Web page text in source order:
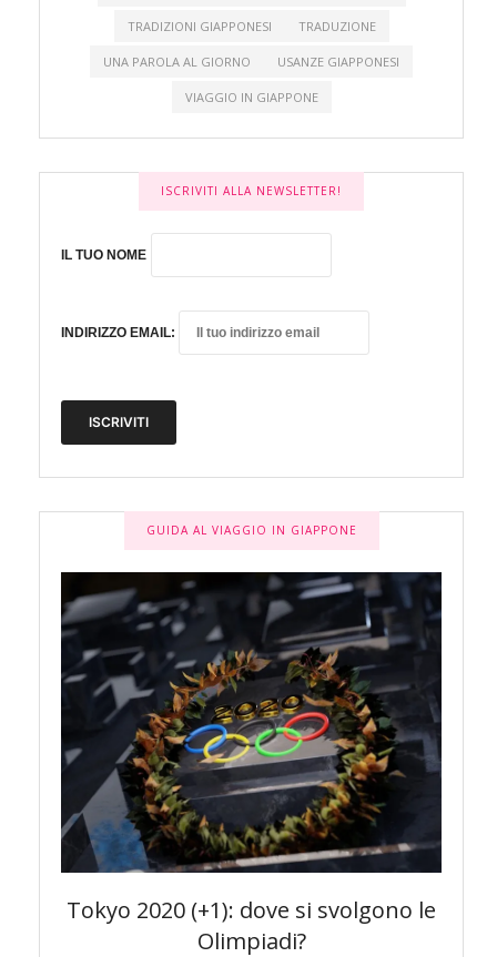
TRADIZIONI GIAPPONESI TRADUZIONE
UNA PAROLA AL GIORNO USANZE GIAPPONESI
VIAGGIO IN GIAPPONE
ISCRIVITI ALLA NEWSLETTER!
IL TUO NOME
INDIRIZZO EMAIL:
GUIDA AL VIAGGIO IN GIAPPONE
Tokyo 2020 (+1): dove si svolgono le
Olimpiadi?